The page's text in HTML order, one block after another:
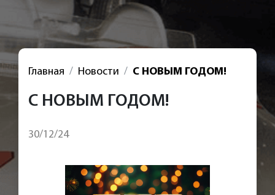
Главная Новости С НОВЫМ ГОДОМ!
С НОВЫМ ГОДОМ!
30/12/24